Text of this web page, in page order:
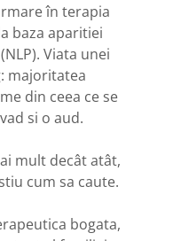
în terapia
baza aparitiei
Viata unei
majoritatea
din ceea ce se
si o aud.
mult decât atât,
cum sa caute.
bogata,